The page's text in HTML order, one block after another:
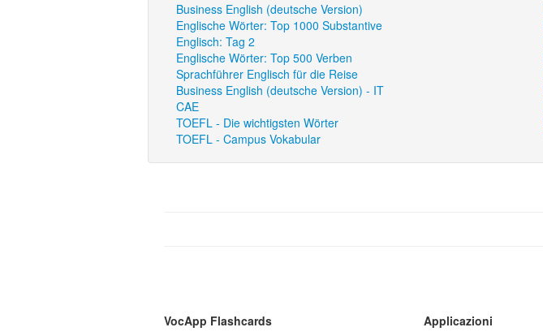
Business English (deutsche Version)
Englische Wörter: Top 1000 Substantive
Englisch: Tag 2
Englische Wörter: Top 500 Verben
Sprachführer Englisch für die Reise
Business English (deutsche Version) - IT
CAE
TOEFL - Die wichtigsten Wörter
TOEFL - Campus Vokabular
VocApp Flashcards
Applicazioni